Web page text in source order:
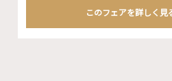
このフェアを詳しく見